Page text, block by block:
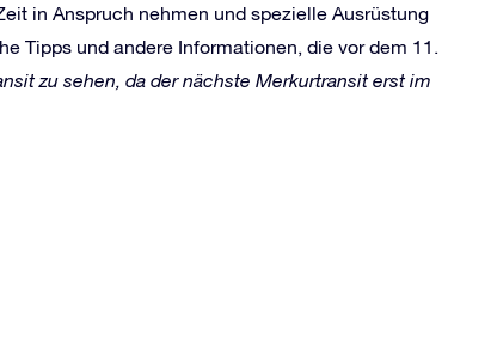
in Anspruch nehmen und spezielle Ausrüstung
Tipps und andere Informationen, die vor dem 11.
zu sehen, da der nächste Merkurtransit erst im